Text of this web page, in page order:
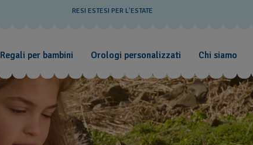
RESI ESTESI PER L'ESTATE
Regali per bambini Orologi personalizzati Chi siamo